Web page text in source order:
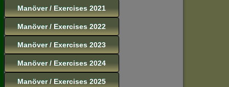
Manöver / Exercises 2021
Manöver / Exercises 2022
Manöver / Exercises 2023
Manöver / Exercises 2024
Manöver / Exercises 2025